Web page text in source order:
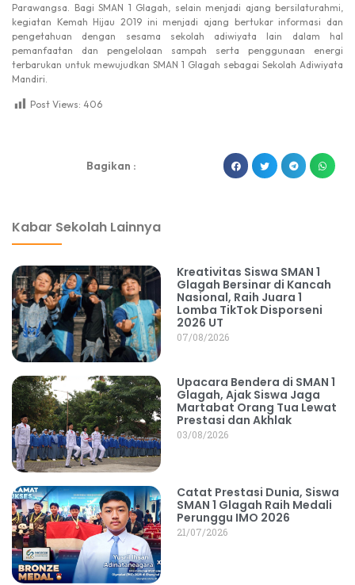
Parawangsa. Bagi SMAN 1 Glagah, selain menjadi ajang bersilaturahmi,
kegiatan Kemah Hijau 2019 ini menjadi ajang bertukar informasi dan
pengetahuan dengan sesama sekolah adiwiyata lain dalam hal
pemanfaatan dan pengelolaan sampah serta penggunaan energi
terbarukan untuk mewujudkan SMAN 1 Glagah sebagai Sekolah Adiwiyata
Mandiri.
Post Views: 406
Bagikan :
Kabar Sekolah Lainnya
Kreativitas Siswa SMAN 1
Glagah Bersinar di Kancah
Nasional, Raih Juara 1
Lomba TikTok Disporseni
2026 UT
07/08/2026
Upacara Bendera di SMAN 1
Glagah, Ajak Siswa Jaga
Martabat Orang Tua Lewat
Prestasi dan Akhlak
03/08/2026
Catat Prestasi Dunia, Siswa
SMAN 1 Glagah Raih Medali
Perunggu IMO 2026
21/07/2026